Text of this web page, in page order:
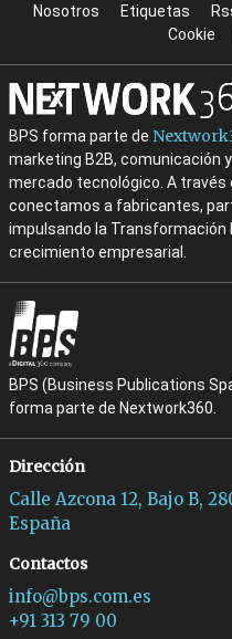
Nosotros Etiquetas
Cookie
BPS forma parte de
marketing B2B, comunicación
mercado tecnológico. A
conectamos a fabricantes,
impulsando la Transformación
crecimiento empresarial.
BPS (Business Publications
forma parte de Nextwork360.
Dirección
Calle Azcona 12, Bajo B,
España
Contactos
info@bps.com.es
+91 313 79 00